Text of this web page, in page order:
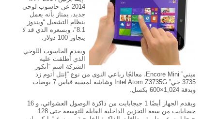
2014 عن حاسوب لوحي
جديد، يمتاز بأنه يعمل
بنظام التشغيل “ويندوز
8.1″، وبسعره الذي قد لا
يتجاوز 100 دولار.
ويقدم الحاسوب اللوحي
الذي أطلقت عليه
الشركة اسم “أنكور
ميني” Encore Mini، معالجًا رباعي النوى من نوع “إنتل آتوم زد
3735 جي” Intel Atom Z3735G وشاشة لمسية قياس 7 بوصات
وبدقة 1,024×600 بكسل.
ويقدم الجهاز أيضًا 1 جيجابايت من ذاكرة الوصول العشوائي، و 16
جيجابايت من سعة التخزين الداخلية القابلة للتوسعة حتى 128